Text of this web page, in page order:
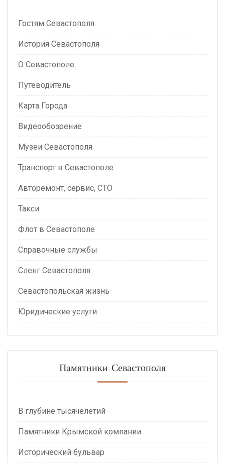
Гостям Севастополя
История Севастополя
О Севастополе
Путеводитель
Карта Города
Видеообозрение
Музеи Севастополя
Транспорт в Севастополе
Авторемонт, сервис, СТО
Такси
Флот в Севастополе
Справочные службы
Сленг Севастополя
Севастопольская жизнь
Юридические услуги
Памятники Севастополя
В глубине тысячелетий
Памятники Крымской компании
Исторический бульвар